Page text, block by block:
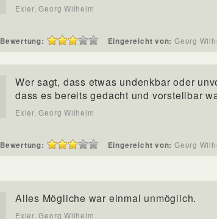
Exler, Georg Wilhelm
Bewertung: Eingereicht von: Georg
Wer sagt, dass etwas undenkbar oder
dass es bereits gedacht und vorstellbar
Exler, Georg Wilhelm
Bewertung: Eingereicht von: Georg
Alles Mögliche war einmal unmöglich.
Exler, Georg Wilhelm